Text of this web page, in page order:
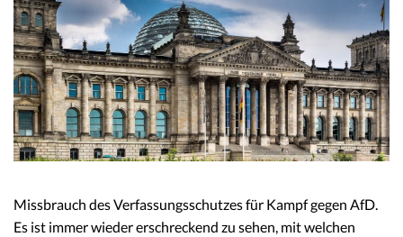
Missbrauch des Verfassungsschutzes für Kampf gegen AfD.
Es ist immer wieder erschreckend zu sehen, mit welchen